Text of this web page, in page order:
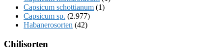
Capsicum schottianum (1)
Capsicum sp. (2.977)
Habanerosorten (42)
Chilisorten